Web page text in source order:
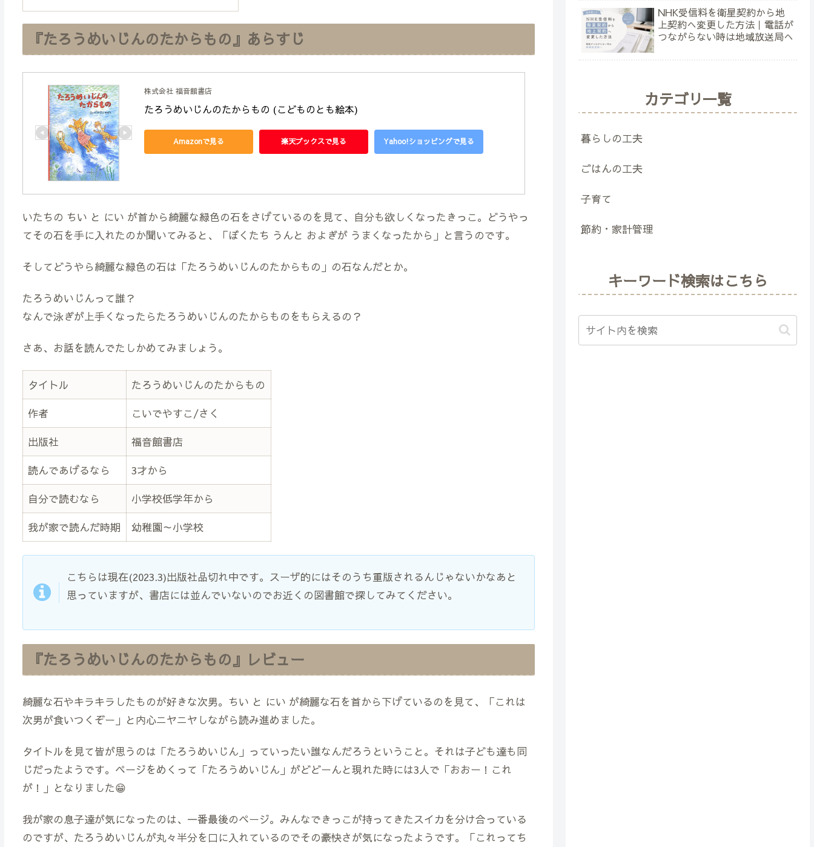
『たろうめいじんのたからもの』あらすじ
株式会社 福音館書店
たろうめいじんのたからもの (こどものとも絵本)
Amazonで見る 楽天ブックスで見る Yahoo!ショッピングで見る
いたちの ちい と にい が首から綺麗な緑色の石をさげているのを見て、自分も欲しくなったきっこ。どうやっ
てその石を手に入れたのか聞いてみると、「ぼくたち うんと およぎが うまくなったから」と言うのです。
そしてどうやら綺麗な緑色の石は「たろうめいじんのたからもの」の石なんだとか。
たろうめいじんって誰？
なんで泳ぎが上手くなったらたろうめいじんのたからものをもらえるの？
さあ、お話を読んでたしかめてみましょう。
タイトル
たろうめいじんのたからもの
作者
こいでやすこ/さく
出版社
福音館書店
読んであげるなら
3才から
自分で読むなら
小学校低学年から
我が家で読んだ時期
幼稚園～小学校
こちらは現在(2023.3)出版社品切れ中です。スーザ的にはそのうち重版されるんじゃないかなあと
思っていますが、書店には並んでいないのでお近くの図書館で探してみてください。
『たろうめいじんのたからもの』レビュー
綺麗な石やキラキラしたものが好きな次男。ちい と にい が綺麗な石を首から下げているのを見て、「これは
次男が食いつくぞー」と内心ニヤニヤしながら読み進めました。
タイトルを見て皆が思うのは「たろうめいじん」っていったい誰なんだろうということ。それは子ども達も同
じだったようです。ページをめくって「たろうめいじん」がどどーんと現れた時には3人で「おおー！これ
が！」となりました😁
我が家の息子達が気になったのは、一番最後のページ。みんなできっこが持ってきたスイカを分け合っている
のですが、たろうめいじんが丸々半分を口に入れているのでその豪快さが気になったようです。「これってち
NHK受信料を衛星契約から地
上契約へ変更した方法｜電話が
つながらない時は地域放送局へ
カテゴリ一覧
暮らしの工夫
ごはんの工夫
子育て
節約・家計管理
キーワード検索はこちら